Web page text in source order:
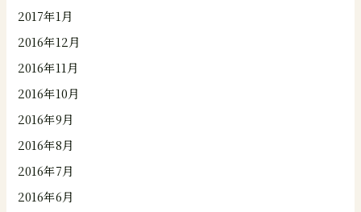
2017年1月
2016年12月
2016年11月
2016年10月
2016年9月
2016年8月
2016年7月
2016年6月